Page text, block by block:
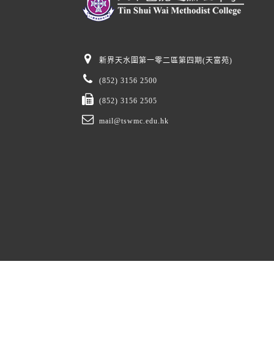
新界天水圍第一零二區第四期(天富苑)
(852) 3156 2500
(852) 3156 2505
mail@tswmc.edu.hk